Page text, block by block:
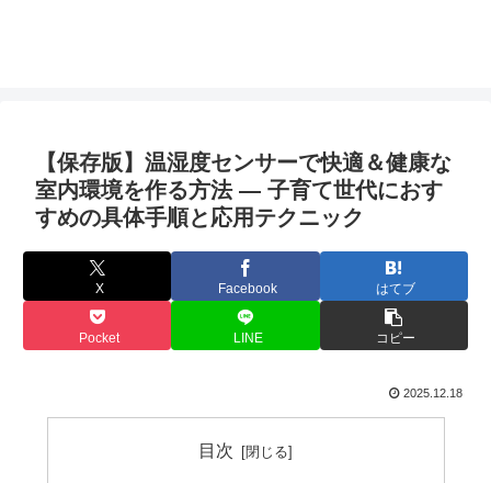
【保存版】温湿度センサーで快適＆健康な
室内環境を作る方法 — 子育て世代におす
すめの具体手順と応用テクニック
X Facebook はてブ
Pocket LINE コピー
2025.12.18
目次